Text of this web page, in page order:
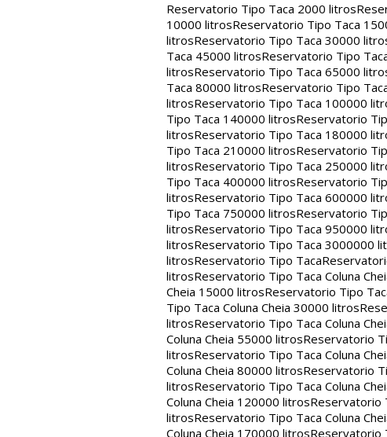
Reservatorio Tipo Taca 2000 litros
10000 litrosReservatorio Tipo Taca
litrosReservatorio Tipo Taca 30000
Taca 45000 litrosReservatorio Tipo
litrosReservatorio Tipo Taca 65000
Taca 80000 litrosReservatorio Tipo
litrosReservatorio Tipo Taca 100000
Tipo Taca 140000 litrosReservatorio
litrosReservatorio Tipo Taca 180000
Tipo Taca 210000 litrosReservatorio
litrosReservatorio Tipo Taca 250000
Tipo Taca 400000 litrosReservatorio
litrosReservatorio Tipo Taca 600000
Tipo Taca 750000 litrosReservatorio
litrosReservatorio Tipo Taca 950000
litrosReservatorio Tipo Taca 3000000
litrosReservatorio Tipo Taca
litrosReservatorio Tipo Taca Coluna
Cheia 15000 litrosReservatorio Tipo
Tipo Taca Coluna Cheia 30000 litros
litrosReservatorio Tipo Taca Coluna
Coluna Cheia 55000 litrosReservatorio
litrosReservatorio Tipo Taca Coluna
Coluna Cheia 80000 litrosReservatorio
litrosReservatorio Tipo Taca Coluna
Coluna Cheia 120000 litrosReservatorio
litrosReservatorio Tipo Taca Coluna
Coluna Cheia 170000 litrosReservatorio